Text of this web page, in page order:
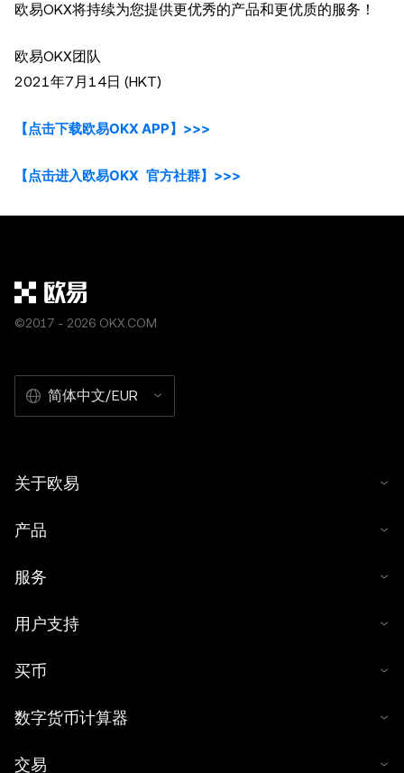
欧易OKX将持续为您提供更优秀的产品和更优质的服务！
欧易OKX团队
2021年7月14日 (HKT)
【点击下载欧易OKX APP】>>>
【点击进入欧易OKX 官方社群】>>>
©2017 - 2026 OKX.COM
简体中文/EUR
关于欧易
产品
服务
用户支持
买币
数字货币计算器
交易